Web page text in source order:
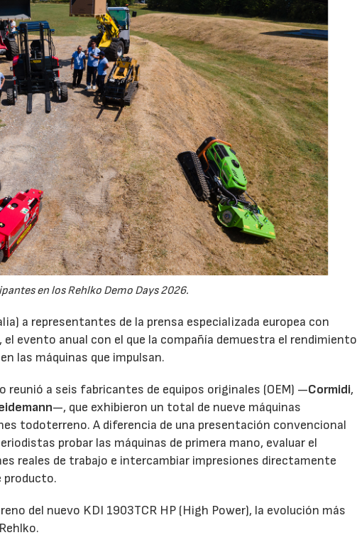
en los Rehlko Demo Days 2026.
a representantes de la prensa especializada europea con
evento anual con el que la compañía demuestra el rendimiento
las máquinas que impulsan.
reunió a seis fabricantes de equipos originales (OEM) —Cormidi,
—, que exhibieron un total de nueve máquinas
todoterreno. A diferencia de una presentación convencional
probar las máquinas de primera mano, evaluar el
reales de trabajo e intercambiar impresiones directamente
producto.
del nuevo KDI 1903TCR HP (High Power), la evolución más